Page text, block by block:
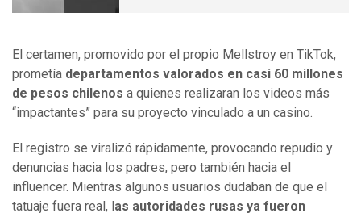
El certamen, promovido por el propio Mellstroy en TikTok,
prometía departamentos valorados en casi 60 millones
de pesos chilenos a quienes realizaran los videos más
“impactantes” para su proyecto vinculado a un casino.
El registro se viralizó rápidamente, provocando repudio y
denuncias hacia los padres, pero también hacia el
influencer. Mientras algunos usuarios dudaban de que el
tatuaje fuera real, l as autoridades rusas ya fueron